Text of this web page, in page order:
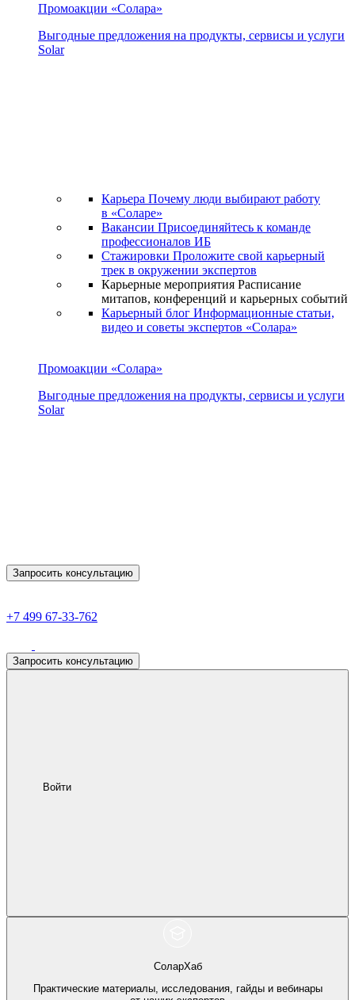
Промоакции «Солара»
Выгодные предложения на продукты, сервисы и услуги
Solar
Карьера Почему люди выбирают работу
в «Соларе»
Вакансии Присоединяйтесь к команде
профессионалов ИБ
Стажировки Проложите свой карьерный
трек в окружении экспертов
Карьерные мероприятия Расписание
митапов, конференций и карьерных событий
Карьерный блог Информационные статьи,
видео и советы экспертов «Солара»
Промоакции «Солара»
Выгодные предложения на продукты, сервисы и услуги
Solar
Запросить консультацию
+7 499 67-33-762
Запросить консультацию
Войти
СоларХаб
Практические материалы, исследования, гайды и вебинары